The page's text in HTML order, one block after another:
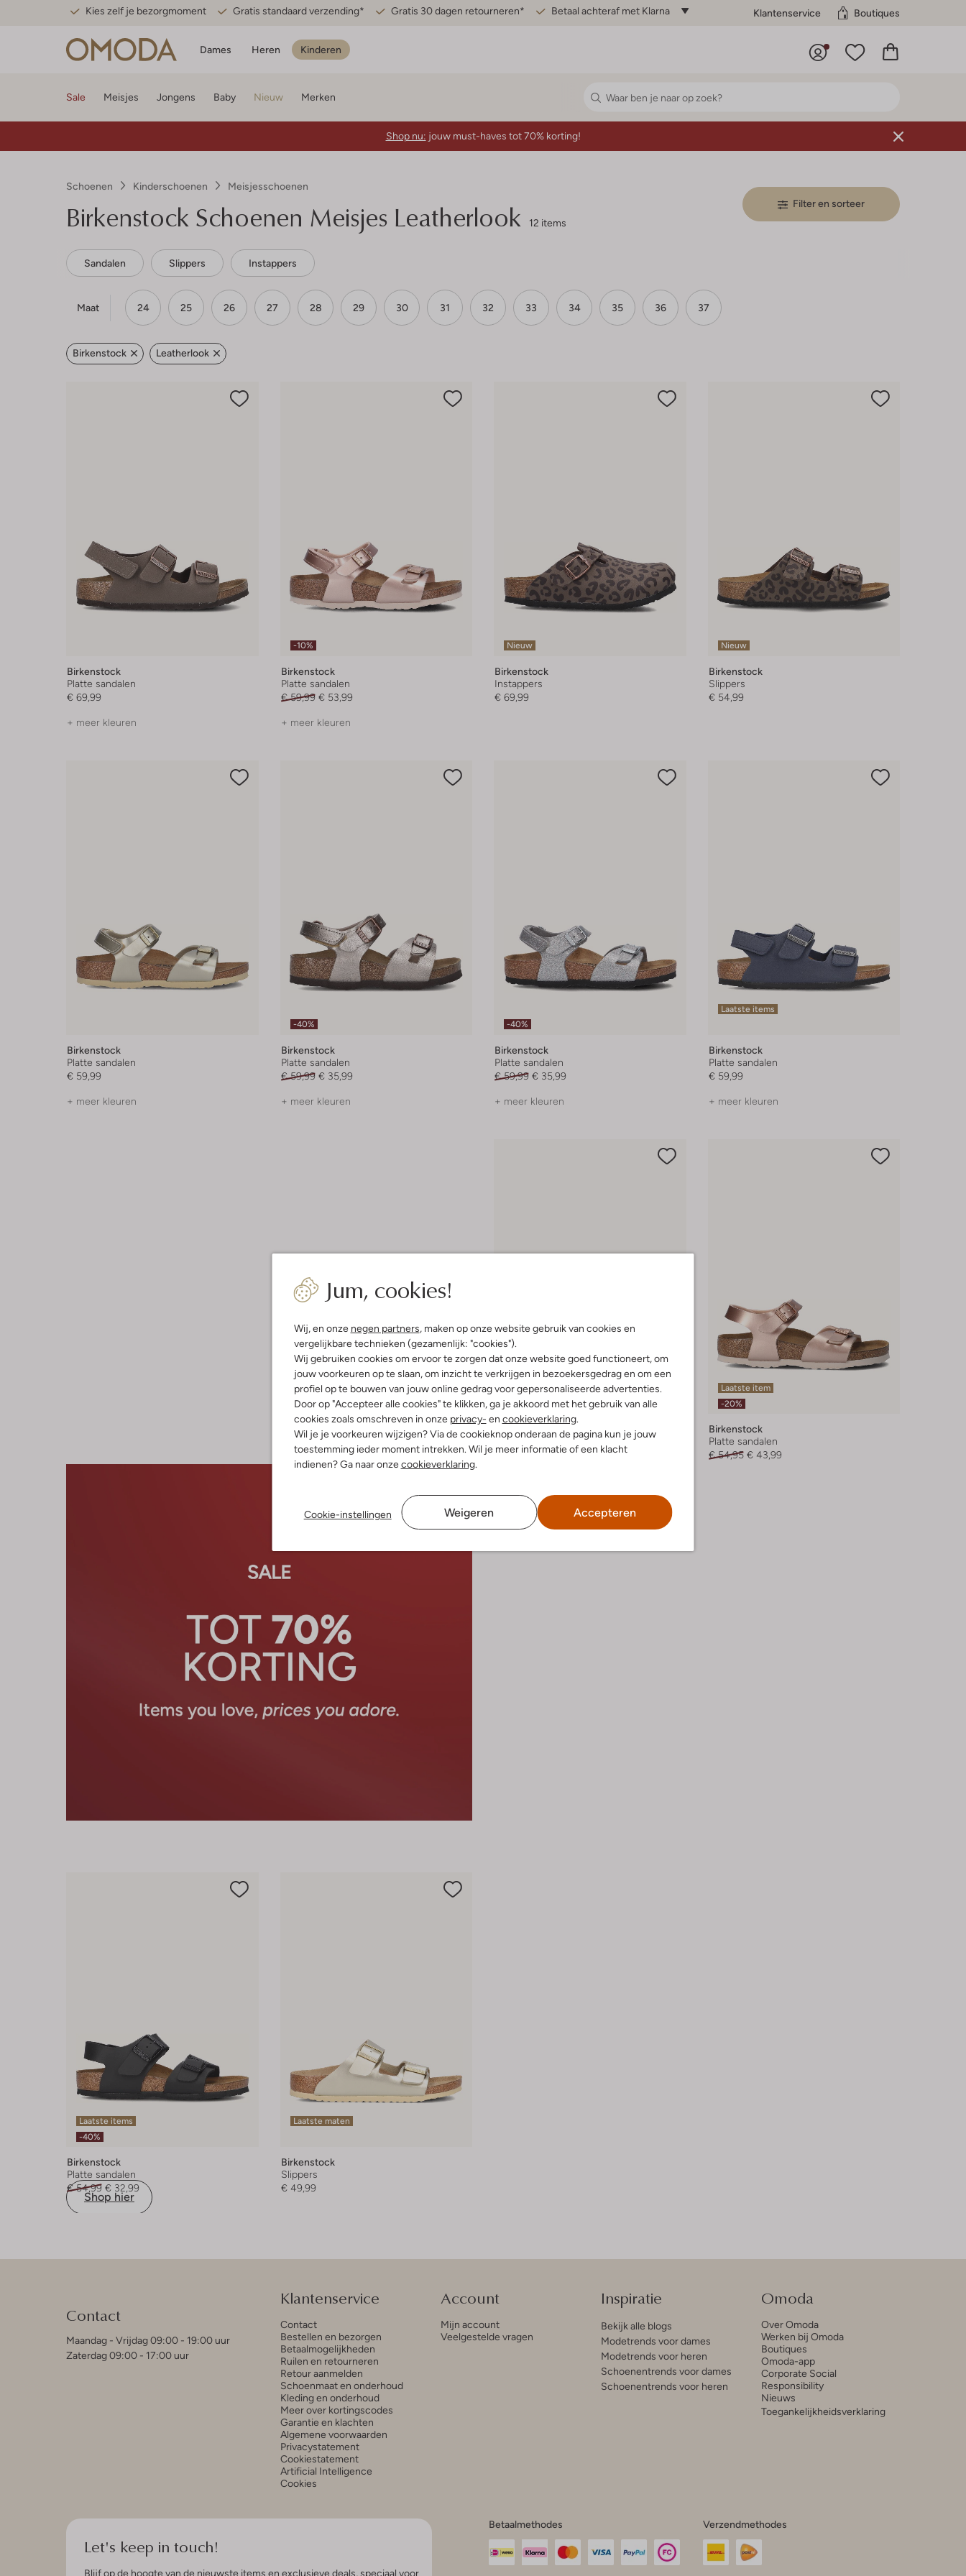
Kies zelf je bezorgmoment Gratis standaard verzending* Gratis 30 dagen retourneren* Betaal achteraf met Klarna Klantenservice Boutiques
Dames Heren Kinderen
Jum, cookies!
Wij, en onze negen partners, maken op onze website gebruik van cookies en
vergelijkbare technieken (gezamenlijk: "cookies").
Wij gebruiken cookies om ervoor te zorgen dat onze website goed functioneert, om
jouw voorkeuren op te slaan, om inzicht te verkrijgen in bezoekersgedrag en om een
profiel op te bouwen van jouw online gedrag voor gepersonaliseerde advertenties.
Door op "Accepteer alle cookies" te klikken, ga je akkoord met het gebruik van alle
cookies zoals omschreven in onze privacy- en cookieverklaring.
Wil je je voorkeuren wijzigen? Via de cookieknop onderaan de pagina kun je jouw
toestemming ieder moment intrekken. Wil je meer informatie of een klacht
indienen? Ga naar onzecookieverklaring.
Cookie-instellingen Weigeren Accepteren
Sale Meisjes Jongens Baby Nieuw Merken
Shop nu: jouw must-haves tot 70% korting!
Schoenen Kinderschoenen Meisjesschoenen
Birkenstock Schoenen Meisjes Leatherlook 12 items
Filter en sorteer
Sandalen Slippers Instappers
Maat 24 25 26 27 28 29 30 31 32 33 34 35 36 37
Birkenstock Leatherlook
Birkenstock
Platte sandalen
€ 69,99
+ meer kleuren
-10%
Birkenstock
Platte sandalen
€ 59,99 € 53,99
+ meer kleuren
Nieuw
Birkenstock
Instappers
€ 69,99
Nieuw
Birkenstock
Slippers
€ 54,99
Birkenstock
Platte sandalen
€ 59,99
+ meer kleuren
-40%
Birkenstock
Platte sandalen
€ 59,99 € 35,99
+ meer kleuren
-40%
Birkenstock
Platte sandalen
€ 59,99 € 35,99
+ meer kleuren
Laatste items
Birkenstock
Platte sandalen
€ 59,99
+ meer kleuren
Shop hier
Laatste item
Birkenstock
Slippers
€ 59,99
Laatste item
-20%
Birkenstock
Platte sandalen
€ 54,95 € 43,99
Laatste items
-40%
Birkenstock
Platte sandalen
€ 54,99 € 32,99
Laatste maten
Birkenstock
Slippers
€ 49,99
Contact
Maandag - Vrijdag 09:00 - 19:00 uur
Zaterdag 09:00 - 17:00 uur
Klantenservice
Contact
Bestellen en bezorgen
Betaalmogelijkheden
Ruilen en retourneren
Retour aanmelden
Schoenmaat en onderhoud
Kleding en onderhoud
Meer over kortingscodes
Garantie en klachten
Algemene voorwaarden
Privacystatement
Cookiestatement
Artificial Intelligence
Cookies
Account
Mijn account
Veelgestelde vragen
Inspiratie
Bekijk alle blogs
Modetrends voor dames
Modetrends voor heren
Schoenentrends voor dames
Schoenentrends voor heren
Omoda
Over Omoda
Werken bij Omoda
Boutiques
Omoda-app
Corporate Social
Responsibility
Nieuws
Toegankelijkheidsverklaring
Let's keep in touch!
Blijf op de hoogte van de nieuwste items en exclusieve deals, speciaal voor
Betaalmethodes Verzendmethodes